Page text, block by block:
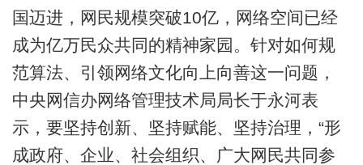
国迈进，网民规模突破10亿，网络空间已经
成为亿万民众共同的精神家园。针对如何规
范算法、引领网络文化向上向善这一问题，
中央网信办网络管理技术局局长于永河表
示，要坚持创新、坚持赋能、坚持治理，“形
成政府、企业、社会组织、广大网民共同参